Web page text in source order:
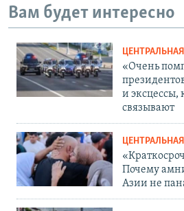
Вам будет интересно
«Очень
и эксцессы,
связывают
Почему
Азии не